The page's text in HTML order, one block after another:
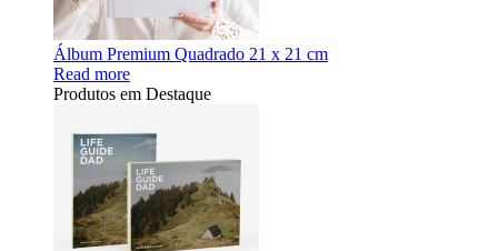
Álbum Premium Quadrado 21 x 21 cm
Read more
Produtos em Destaque